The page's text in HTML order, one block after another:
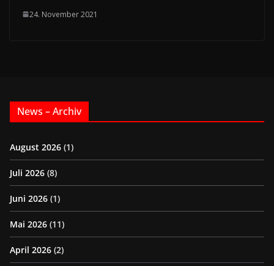
24. November 2021
News – Archiv
August 2026 (1)
Juli 2026 (8)
Juni 2026 (1)
Mai 2026 (11)
April 2026 (2)